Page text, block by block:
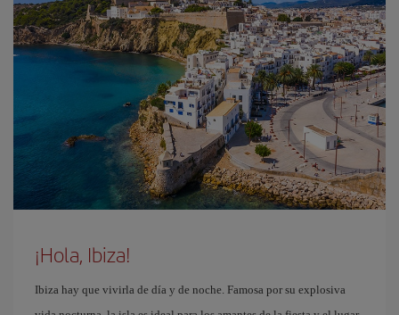
¡Hola, Ibiza!
Ibiza hay que vivirla de día y de noche. Famosa por su explosiva